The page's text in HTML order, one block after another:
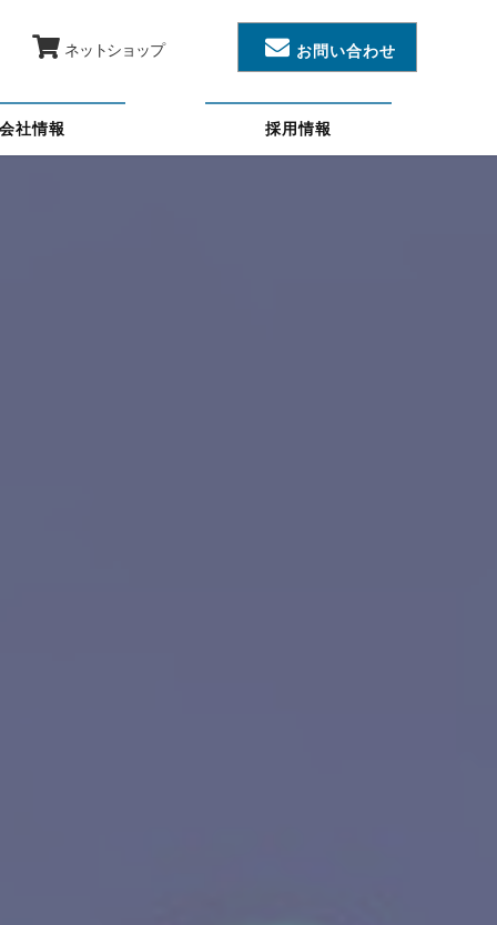
お問い合わせ
ネットショップ
会社情報 採用情報